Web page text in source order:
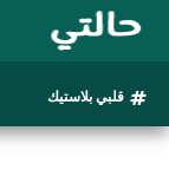
قلبي بلاستيك